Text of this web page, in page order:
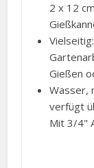
2 x 12
Gießen
Wasser,
verfügt
Mit 3/4"